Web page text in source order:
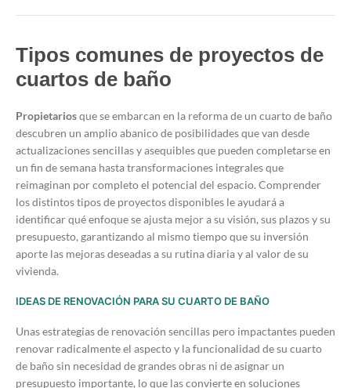
Tipos comunes de proyectos de
cuartos de baño
Propietariosque se embarcan en la reforma de un cuarto de baño
descubren un amplio abanico de posibilidades que van desde
actualizaciones sencillas y asequibles que pueden completarse en
un fin de semana hasta transformaciones integrales que
reimaginan por completo el potencial del espacio. Comprender
los distintos tipos de proyectos disponibles le ayudará a
identificar qué enfoque se ajusta mejor a su visión, sus plazos y su
presupuesto, garantizando al mismo tiempo que su inversión
aporte las mejoras deseadas a su rutina diaria y al valor de su
vivienda.
IDEAS DE RENOVACIÓN PARA SU CUARTO DE BAÑO
Unas estrategias de renovación sencillas pero impactantes pueden
renovar radicalmente el aspecto y la funcionalidad de su cuarto
de baño sin necesidad de grandes obras ni de asignar un
presupuesto importante, lo que las convierte en soluciones